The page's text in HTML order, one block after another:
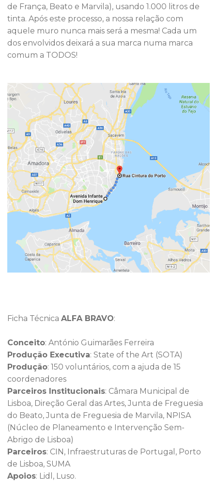
de França, Beato e Marvila), usando 1.000 litros de
tinta. Após este processo, a nossa relação com
aquele muro nunca mais será a mesma! Cada um
dos envolvidos deixará a sua marca numa marca
comum a TODOS!
Ficha Técnica ALFA BRAVO:
Conceito: António Guimarães Ferreira
Produção Executiva: State of the Art (SOTA)
Produção: 150 voluntários, com a ajuda de 15
coordenadores
Parceiros Institucionais: Câmara Municipal de
Lisboa, Direção Geral das Artes, Junta de Freguesia
do Beato, Junta de Freguesia de Marvila, NPISA
(Núcleo de Planeamento e Intervenção Sem-
Abrigo de Lisboa)
Parceiros: CIN, Infraestruturas de Portugal, Porto
de Lisboa, SUMA
Apoios: Lidl, Luso.